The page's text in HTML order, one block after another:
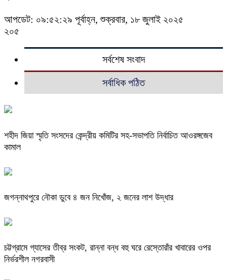
আপডেট: ০৯:৫২:২৯ পূর্বাহ্ন, শুক্রবার, ১৮ জুলাই ২০২৫
২০৫
সর্বশেষ সংবাদ
সর্বাধিক পঠিত
শহীদ জিয়া স্মৃতি সংসদের কেন্দ্রীয় কমিটির সহ-সভাপতি নির্বাচিত আওরঙ্গজেব
কামাল
জগন্নাথপুরে নৌকা ডুবে ৪ জন নিখোঁজ, ২ জনের লাশ উদ্ধার
চট্টগ্রামে গ্যাসের তীব্র সংকট, রান্না বন্ধ বহু ঘরে রেস্তোরাঁর খাবারের ওপর
নির্ভরশীল নগরবাসী